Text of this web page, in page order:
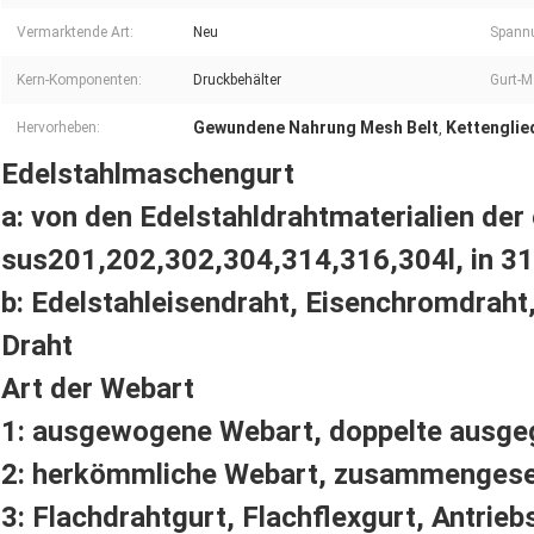
Vermarktende Art: Neu
Kern-Komponenten: Druckbehälter Gurt-
Hervorheben: Gewundene Nahrung Mesh Belt,
Edelstahlmaschengurt
a: von den Edelstahldrahtmaterialien
sus201,202,302,304,314,316,304l, in
b: Edelstahleisendraht,
Draht
Art der Webart
1: ausgewogene Webart, doppelte
2: herkömmliche Webart,
3: Flachdrahtgurt, Flachflexgurt,